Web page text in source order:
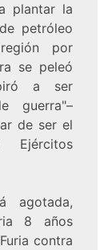
plantar la
petróleo
por
se peleó
a ser
guerra"–
de ser el
Ejércitos
agotada,
8 años
contra